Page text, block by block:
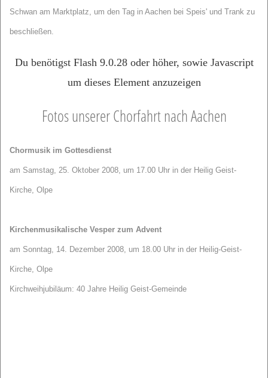
Schwan am Marktplatz, um den Tag in Aachen bei Speis' und Trank zu
beschließen.
Du benötigst Flash 9.0.28 oder höher, sowie Javascript
um dieses Element anzuzeigen
Fotos unserer Chorfahrt nach Aachen
Chormusik im Gottesdienst
am Samstag, 25. Oktober 2008, um 17.00 Uhr in der Heilig Geist-
Kirche, Olpe
Kirchenmusikalische Vesper zum Advent
am Sonntag, 14. Dezember 2008, um 18.00 Uhr in der Heilig-Geist-
Kirche, Olpe
Kirchweihjubiläum: 40 Jahre Heilig Geist-Gemeinde